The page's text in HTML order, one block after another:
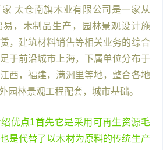
太仓南旗木业有限公司是一家从
，木制品生产，园林景观设计施
，建筑材料销售等相关业务的综合
于前沿城市上海，下属单位分布于
西，福建，满洲里等地，整合各地
园林景观工程配套，城市基础。
优点1首先它是采用可再生资源毛
是代替了以木材为原料的传统生产